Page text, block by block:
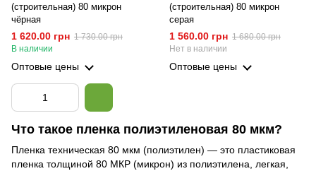
(строительная) 80 микрон
чёрная
1 620.00 грн 1 730.00 грн
В наличии
Оптовые цены
(строительная) 80 микрон
серая
1 560.00 грн 1 680.00 грн
Нет в наличии
Оптовые цены
Что такое пленка полиэтиленовая 80 мкм?
Пленка техническая 80 мкм (полиэтилен) — это пластиковая
пленка толщиной 80 МКР (микрон) из полиэтилена, легкая,